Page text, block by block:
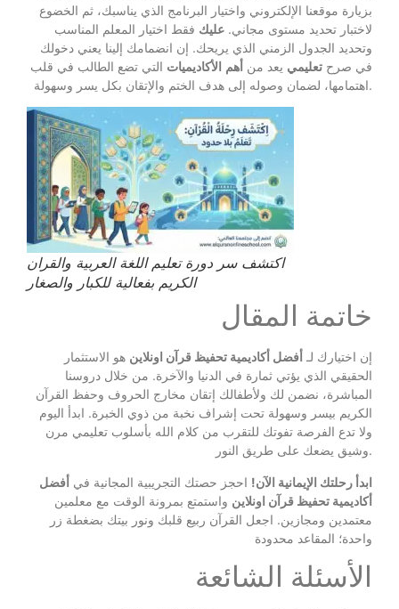
بزيارة موقعنا الإلكتروني واختيار البرنامج الذي يناسبك، ثم الخضوع
لاختبار تحديد مستوى مجاني. عليك فقط اختيار المعلم المناسب
وتحديد الجدول الزمني الذي يريحك. إن انضمامك إلينا يعني دخولك
في صرح تعليمي يعد من أهم الأكاديميات التي تضع الطالب في قلب
اهتمامها، لضمان وصوله إلى هدف الختم والإتقان بكل يسر وسهولة.
اكتشف سر دورة تعليم اللغة العربية والقران
الكريم بفعالية للكبار والصغار
خاتمة المقال
إن اختيارك لـ أفضل أكاديمية تحفيظ قرآن اونلاين هو الاستثمار
الحقيقي الذي يؤتي ثمارة في الدنيا والآخرة. من خلال دروسنا
المباشرة، نضمن لك ولأطفالك إتقان مخارج الحروف وحفظ القرآن
الكريم بيسر وسهولة تحت إشراف نخبة من ذوي الخبرة. ابدأ اليوم
ولا تدع الفرصة تفوتك للتقرب من كلام الله بأسلوب تعليمي مرن
وشيق يضعك على طريق النور.
ابدأ رحلتك الإيمانية الآن! احجز حصتك التجريبية المجانية في أفضل
أكاديمية تحفيظ قرآن اونلاين واستمتع بمرونة الوقت مع معلمين
معتمدين ومجازين. اجعل القرآن ربيع قلبك ونور بيتك بضغطة زر
واحدة؛ المقاعد محدودة
الأسئلة الشائعة